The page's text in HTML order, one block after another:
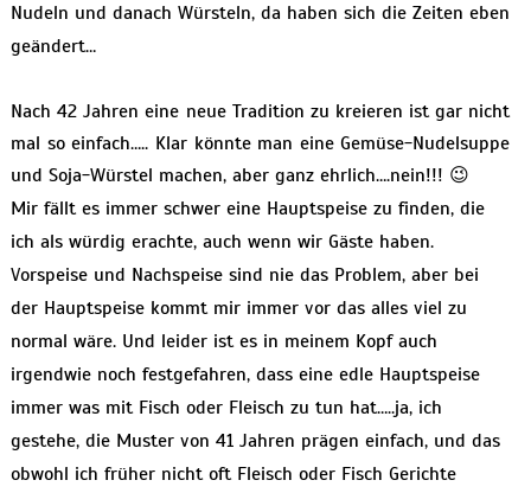
Nudeln und danach Würsteln, da haben sich die Zeiten eben
geändert…
Nach 42 Jahren eine neue Tradition zu kreieren ist gar nicht
mal so einfach….. Klar könnte man eine Gemüse-Nudelsuppe
und Soja-Würstel machen, aber ganz ehrlich….nein!!! 😉
Mir fällt es immer schwer eine Hauptspeise zu finden, die
ich als würdig erachte, auch wenn wir Gäste haben.
Vorspeise und Nachspeise sind nie das Problem, aber bei
der Hauptspeise kommt mir immer vor das alles viel zu
normal wäre. Und leider ist es in meinem Kopf auch
irgendwie noch festgefahren, dass eine edle Hauptspeise
immer was mit Fisch oder Fleisch zu tun hat…..ja, ich
gestehe, die Muster von 41 Jahren prägen einfach, und das
obwohl ich früher nicht oft Fleisch oder Fisch Gerichte